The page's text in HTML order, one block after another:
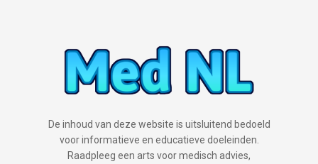
De inhoud van deze website is uitsluitend bedoeld
voor informatieve en educatieve doeleinden.
Raadpleeg een arts voor medisch advies,